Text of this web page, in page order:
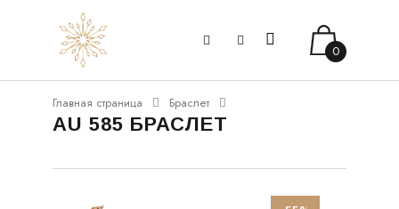
0
Главная страница Браслет
AU 585 БРАСЛЕТ